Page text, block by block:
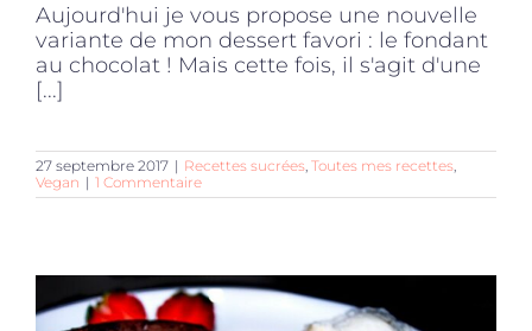
Aujourd'hui je vous propose une nouvelle
variante de mon dessert favori : le fondant
au chocolat ! Mais cette fois, il s'agit d'une
[...]
27 septembre 2017 | Recettes sucrées Toutes mes recettes
Vegan | 1 Commentaire